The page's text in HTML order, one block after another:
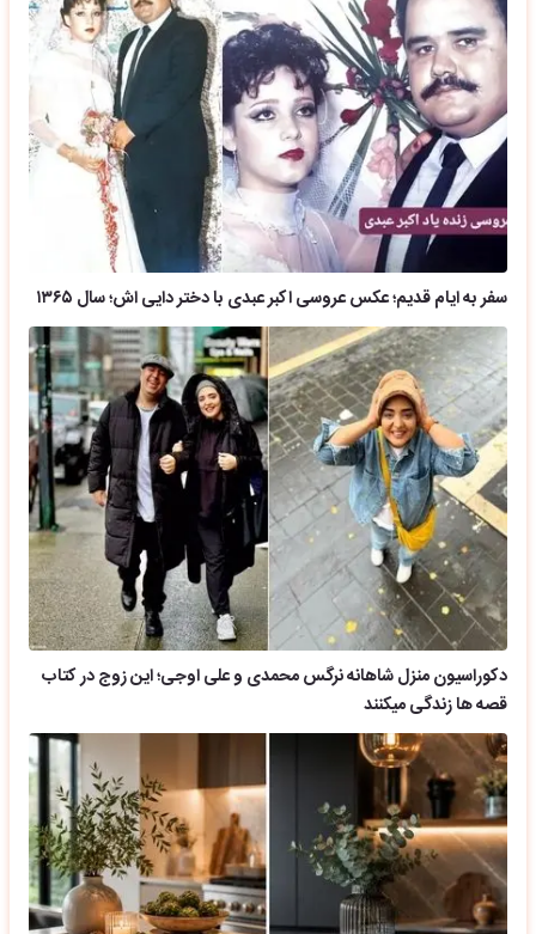
سفر به ایام قدیم؛ عکس عروسی اکبر عبدی با دختر دایی اش؛ سال ۱۳۶۵
دکوراسیون منزل شاهانه نرگس محمدی و علی اوجی؛ این زوج در کتاب
قصه ها زندگی میکنند